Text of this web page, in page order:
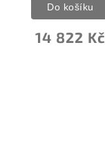
14 822 Kč
Do košíku